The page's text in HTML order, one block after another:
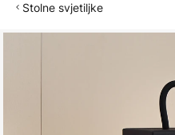
Stolne svjetiljke